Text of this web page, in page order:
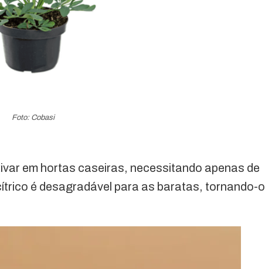
Foto: Cobasi
em hortas caseiras, necessitando apenas de
é desagradável para as baratas, tornando-o